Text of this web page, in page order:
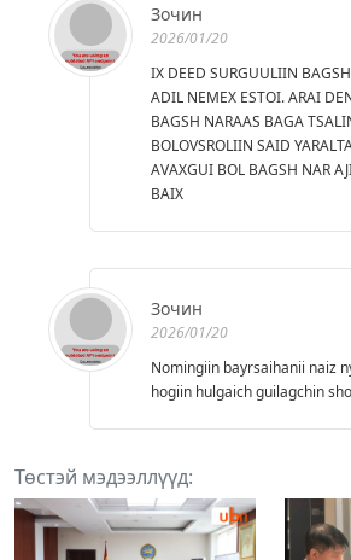
Зочин
2026/01/20
IX DEED SURGUULIIN
ADIL NEMEX ESTOI. ARAI
BAGSH NARAAS BAGA
BOLOVSROLIIN SAID
AVAXGUI BOL BAGSH NAR
BAIX
Зочин
2026/01/20
Nomingiin bayrsaihanii naiz
hogiin hulgaich guilagchin
Төстэй мэдээллүүд: